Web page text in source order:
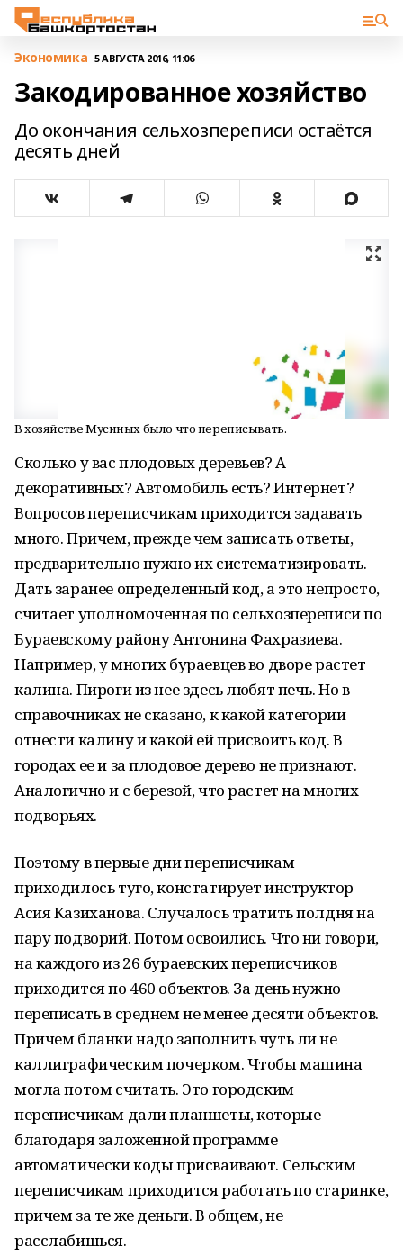
Экономика 5 АВГУСТА 2016, 11:06
Закодированное хозяйство
До окончания сельхозпереписи остаётся
десять дней
В хозяйстве Мусиных было что переписывать.
Сколько у вас плодовых деревьев? А
декоративных? Автомобиль есть? Интернет?
Вопросов переписчикам приходится задавать
много. Причем, прежде чем записать ответы,
предварительно нужно их систематизировать.
Дать заранее определенный код, а это непросто,
считает уполномоченная по сельхозпереписи по
Бураевскому району Антонина Фахразиева.
Например, у многих бураевцев во дворе растет
калина. Пироги из нее здесь любят печь. Но в
справочниках не сказано, к какой категории
отнести калину и какой ей присвоить код. В
городах ее и за плодовое дерево не признают.
Аналогично и с березой, что растет на многих
подворьях.
Поэтому в первые дни переписчикам
приходилось туго, констатирует инструктор
Асия Казиханова. Случалось тратить полдня на
пару подворий. Потом освоились. Что ни говори,
на каждого из 26 бураевских переписчиков
приходится по 460 объектов. За день нужно
переписать в среднем не менее десяти объектов.
Причем бланки надо заполнить чуть ли не
каллиграфическим почерком. Чтобы машина
могла потом считать. Это городским
переписчикам дали планшеты, которые
благодаря заложенной программе
автоматически коды присваивают. Сельским
переписчикам приходится работать по старинке,
причем за те же деньги. В общем, не
расслабишься.